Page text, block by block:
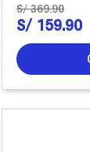
S/ 369.90
S/ 159.90